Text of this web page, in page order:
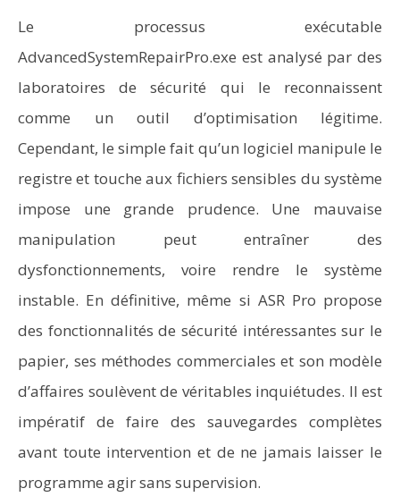
Le processus exécutable
AdvancedSystemRepairPro.exe est analysé par des
laboratoires de sécurité qui le reconnaissent
comme un outil d’optimisation légitime.
Cependant, le simple fait qu’un logiciel manipule le
registre et touche aux fichiers sensibles du système
impose une grande prudence. Une mauvaise
manipulation peut entraîner des
dysfonctionnements, voire rendre le système
instable. En définitive, même si ASR Pro propose
des fonctionnalités de sécurité intéressantes sur le
papier, ses méthodes commerciales et son modèle
d’affaires soulèvent de véritables inquiétudes. Il est
impératif de faire des sauvegardes complètes
avant toute intervention et de ne jamais laisser le
programme agir sans supervision.